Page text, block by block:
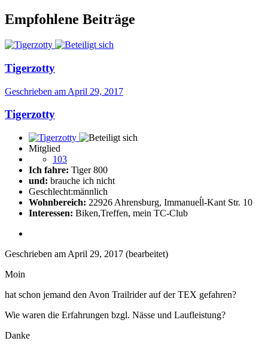
Empfohlene Beiträge
Tigerzotty
Geschrieben am April 29, 2017
Tigerzotty
Mitglied
103
Ich fahre: Tiger 800
und: brauche ich nicht
Geschlecht:männlich
Wohnbereich: 22926 Ahrensburg, Immanueĺl-Kant Str. 10
Interessen: Biken,Treffen, mein TC-Club
Geschrieben am April 29, 2017 (bearbeitet)
Moin
hat schon jemand den Avon Trailrider auf der TEX gefahren?
Wie waren die Erfahrungen bzgl. Nässe und Laufleistung?
Danke